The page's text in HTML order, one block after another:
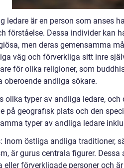
ledare är en person som anses
förståelse. Dessa individer kan
men deras gemensamma
väg och förverkliga sitt inre
för olika religioner, som
oberoende andliga sökare.
olika typer av andliga ledare,
på geografisk plats och den
typer av andliga ledare
Inom östliga andliga traditioner,
är gurus centrala figurer.
eller förverkligade personer och